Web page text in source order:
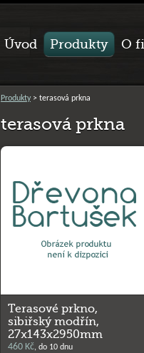
terasová prkna
Terasové prkno,
sibiřský modřín,
27x143x2950mm
460 Kč, do 10 dnu
Produkty > terasová prkna
Úvod Produkty O